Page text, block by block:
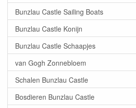
Bunzlau Castle Sailing Boats
Bunzlau Castle Konijn
Bunzlau Castle Schaapjes
van Gogh Zonnebloem
Schalen Bunzlau Castle
Bosdieren Bunzlau Castle